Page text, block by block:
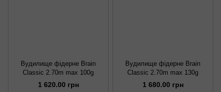
Вудилище фідерне Brain
Classic 2.70m max 100g
1 620.00 грн
Вудилище фідерне Brain
Classic 2.70m max 130g
1 680.00 грн